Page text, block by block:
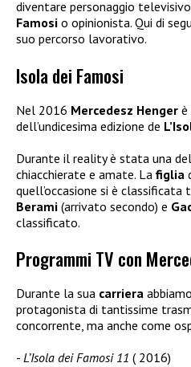
diventare personaggio
Famosi o opinionista. Qui di
suo percorso lavorativo.
Isola dei Famosi
Nel 2016 Mercedesz Henger è
dell’undicesima edizione de
Durante il reality è stata una
chiacchierate e amate. La figlia
quell’occasione si è
Berami (arrivato secondo) e
classificato.
Programmi TV con
Durante la sua carriera
protagonista di tantissime
concorrente, ma anche come
L’Isola dei Famosi 11 ( 2016)